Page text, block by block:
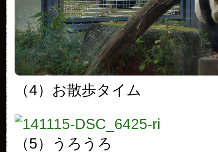
（4）お散歩タイム
（5）うろうろ